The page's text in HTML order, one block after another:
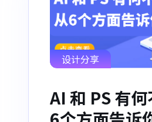
设计分享
AI 和 PS 有